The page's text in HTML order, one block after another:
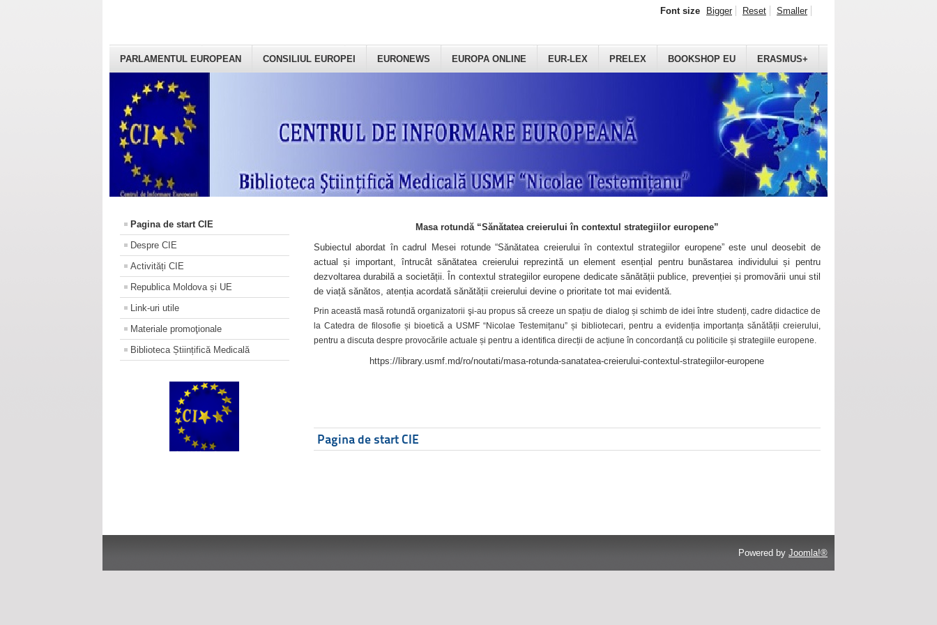
PARLAMENTUL EUROPEAN CONSILIUL EUROPEI EURONEWS EUROPA ONLINE EUR-LEX PRELEX BOOKSHOP EU ERASMUS+
Font size Bigger Reset Smaller
Pagina de start CIE
Despre CIE
Activități CIE
Republica Moldova și UE
Link-uri utile
Materiale promoţionale
Biblioteca Științifică Medicală
Masa rotundă “Sănătatea creierului în contextul strategiilor europene”
Subiectul abordat în cadrul Mesei rotunde “Sănătatea creierului în contextul strategiilor europene” este unul deosebit de
actual și important, întrucât sănătatea creierului reprezintă un element esențial pentru bunăstarea individului și pentru
dezvoltarea durabilă a societății. În contextul strategiilor europene dedicate sănătății publice, prevenției și promovării unui stil
de viață sănătos, atenția acordată sănătății creierului devine o prioritate tot mai evidentă.
Prin această masă rotundă organizatorii şi-au propus să creeze un spațiu de dialog și schimb de idei între studenți, cadre didactice de
la Catedra de filosofie și bioetică a USMF “Nicolae Testemițanu” și bibliotecari, pentru a evidenția importanța sănătății creierului,
pentru a discuta despre provocările actuale și pentru a identifica direcții de acțiune în concordanță cu politicile și strategiile europene.
https://library.usmf.md/ro/noutati/masa-rotunda-sanatatea-creierului-contextul-strategiilor-europene
Pagina de start CIE
Powered by Joomla!®